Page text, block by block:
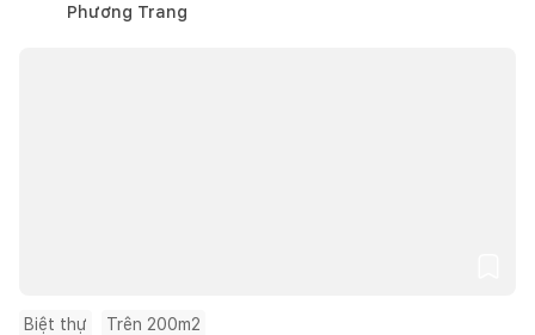
Phương Trang
Biệt thự Trên 200m2